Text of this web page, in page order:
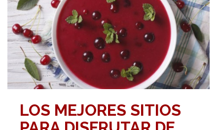
LOS MEJORES SITIOS